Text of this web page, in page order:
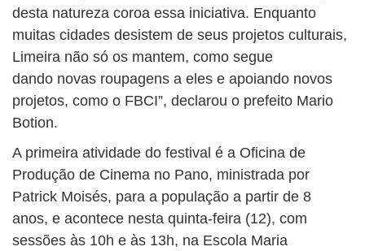
desta natureza coroa essa iniciativa. Enquanto
muitas cidades desistem de seus projetos culturais,
Limeira não só os mantem, como segue
dando novas roupagens a eles e apoiando novos
projetos, como o FBCI”, declarou o prefeito Mario
Botion.
A primeira atividade do festival é a Oficina de
Produção de Cinema no Pano, ministrada por
Patrick Moisés, para a população a partir de 8
anos, e acontece nesta quinta-feira (12), com
sessões às 10h e às 13h, na Escola Maria